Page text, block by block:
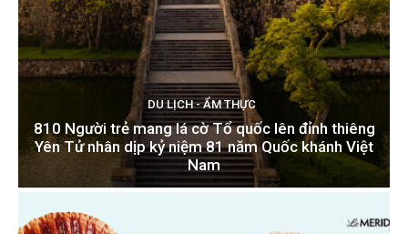
DU LỊCH - ẨM THỰC
810 Người trẻ mang lá cờ Tổ quốc lên đỉnh thiêng
Yên Tử nhân dịp kỷ niệm 81 năm Quốc khánh Việt
Nam